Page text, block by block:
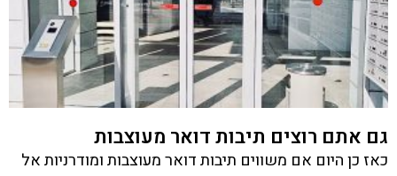
גם אתם רוצים תיבות דואר מעוצבות
כאז כן היום אם משווים תיבות דואר מעוצבות ומודרניות אל